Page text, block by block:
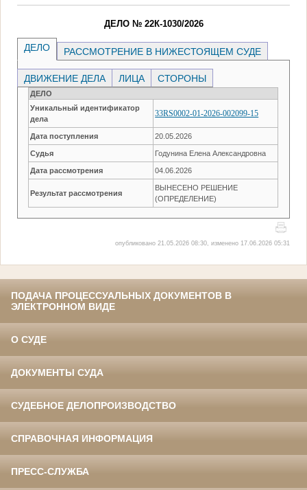
ДЕЛО № 22К-1030/2026
ДЕЛО РАССМОТРЕНИЕ В НИЖЕСТОЯЩЕМ СУДЕ
ДВИЖЕНИЕ ДЕЛА ЛИЦА СТОРОНЫ
ДЕЛО
Уникальный идентификатор
дела
33RS0002-01-2026-002099-15
Дата поступления 20.05.2026
Судья Годунина Елена Александровна
Дата рассмотрения 04.06.2026
Результат рассмотрения
ВЫНЕСЕНО РЕШЕНИЕ
(ОПРЕДЕЛЕНИЕ)
опубликовано 21.05.2026 08:30, изменено 17.06.2026 05:31
ПОДАЧА ПРОЦЕССУАЛЬНЫХ ДОКУМЕНТОВ В
ЭЛЕКТРОННОМ ВИДЕ
О СУДЕ
ДОКУМЕНТЫ СУДА
СУДЕБНОЕ ДЕЛОПРОИЗВОДСТВО
СПРАВОЧНАЯ ИНФОРМАЦИЯ
ПРЕСС-СЛУЖБА